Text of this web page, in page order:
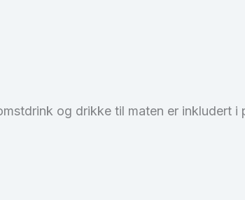
og drikke til maten er inkludert i